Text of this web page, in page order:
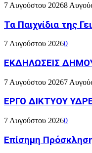
7 Αυγούστου 20268
Τα Παιχνίδια της
7 Αυγούστου 20260
ΕΚΔΗΛΩΣΕΙΣ
7 Αυγούστου 20267
ΕΡΓΟ ΔΙΚΤΥΟΥ
7 Αυγούστου 20260
Επίσημη